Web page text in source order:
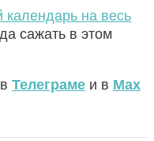
календарь на весь
сажать в этом
Телеграме и в Max